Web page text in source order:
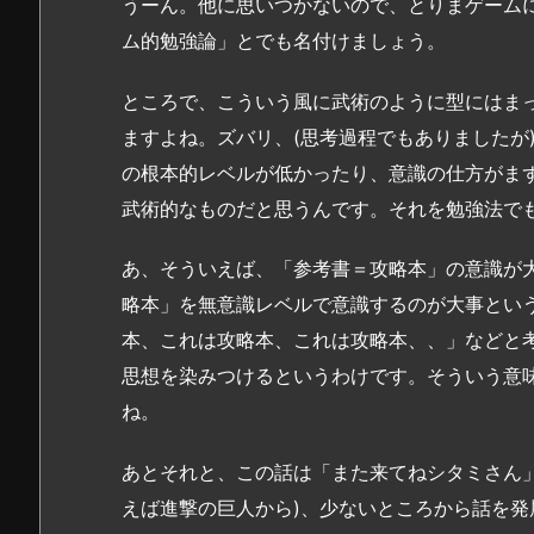
ム的勉強論」とでも名付けましょう。
ところで、こういう風に武術のように型には
ますよね。ズバリ、(思考過程でもありました
の根本的レベルが低かったり、意識の仕方が
武術的なものだと思うんです。それを勉強法で
あ、そういえば、「参考書＝攻略本」の意識
略本」を無意識レベルで意識するのが大事と
本、これは攻略本、これは攻略本、、」など
思想を染みつけるというわけです。そういう
ね。
あとそれと、この話は「また来てねシタミさ
えば進撃の巨人から)、少ないところから話を